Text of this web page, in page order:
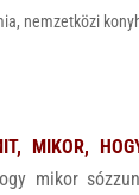
, nemzetközi
MIKOR,
mikor